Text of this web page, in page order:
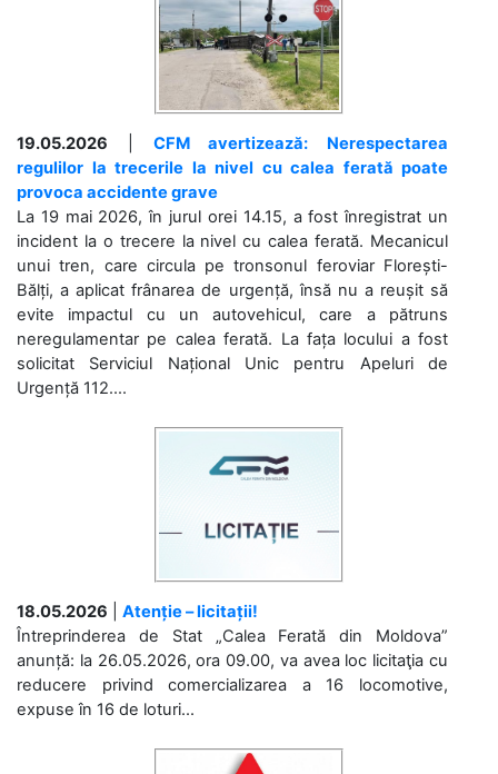
19.05.2026
CFM avertizează: Nerespectarea
regulilor la trecerile la nivel cu calea ferată poate
provoca accidente grave
La 19 mai 2026, în jurul orei 14.15, a fost înregistrat un
incident la o trecere la nivel cu calea ferată. Mecanicul
unui tren, care circula pe tronsonul feroviar Florești-
Bălți, a aplicat frânarea de urgență, însă nu a reușit să
evite impactul cu un autovehicul, care a pătruns
neregulamentar pe calea ferată. La fața locului a fost
solicitat Serviciul Național Unic pentru Apeluri de
Urgență 112....
18.05.2026
Atenție – licitații!
Întreprinderea de Stat „Calea Ferată din Moldova”
anunță: la 26.05.2026, ora 09.00, va avea loc licitaţia cu
reducere privind comercializarea a 16 locomotive,
expuse în 16 de loturi...